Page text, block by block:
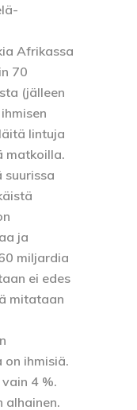
Afrikassa
70
(jälleen
lintuja
matkoilla.
suurissa
ja
miljardia
ei edes
mitataan
ihmisiä.
4 %.
alhainen.